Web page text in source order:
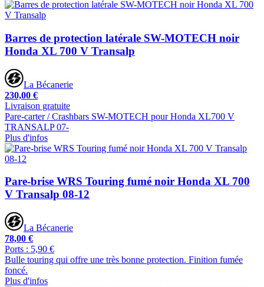
Barres de protection latérale SW-MOTECH noir
Honda XL 700 V Transalp
La Bécanerie
230,00 €
Livraison gratuite
Pare-carter / Crashbars SW-MOTECH pour Honda XL700 V
TRANSALP 07-
Plus d'infos
Pare-brise WRS Touring fumé noir Honda XL 700
V Transalp 08-12
La Bécanerie
78,00 €
Ports : 5,90 €
Bulle touring qui offre une très bonne protection. Finition fumée
foncé.
Plus d'infos